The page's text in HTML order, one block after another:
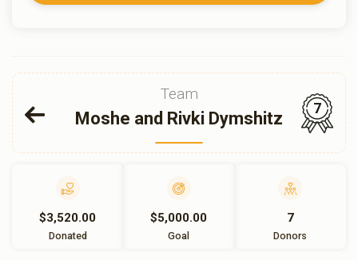
Team
Moshe and Rivki Dymshitz
7
$3,520.00
Donated
$5,000.00
Goal
7
Donors